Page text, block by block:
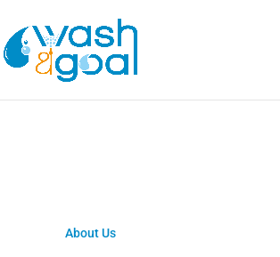
>About Us